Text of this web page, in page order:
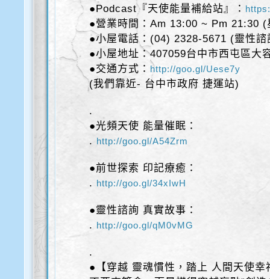
●Podcast『天使能量補給站』：
●營業時間：Am 13:00 ~ Pm 21:30 (
●小屋電話：(04) 2328-5671 (靈性
●小屋地址：407059台中市西屯區大
●交通方式： http://goo.gl/Uese7y
(我們靠近- 台中市政府 捷運站)
.
●光頻天使 能量催眠：
. http://goo.gl/A54Zrm
●前世探索 印記療癒：
. http://goo.gl/34xIwH
●靈性諮詢 真實故事：
. http://goo.gl/qM0vMG
.
●【穿越 靈魂慣性，踏上 人間天使幸